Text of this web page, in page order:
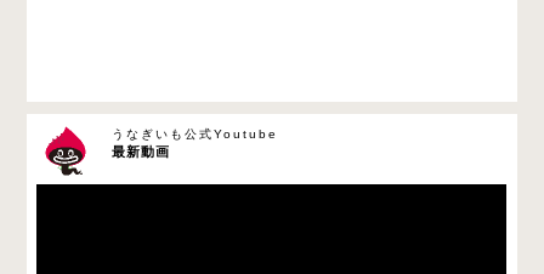
最新動画
うなぎいも公式Youtube